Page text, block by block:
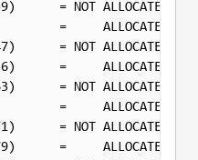
= NOT
=
= NOT
=
= NOT
=
= NOT
=